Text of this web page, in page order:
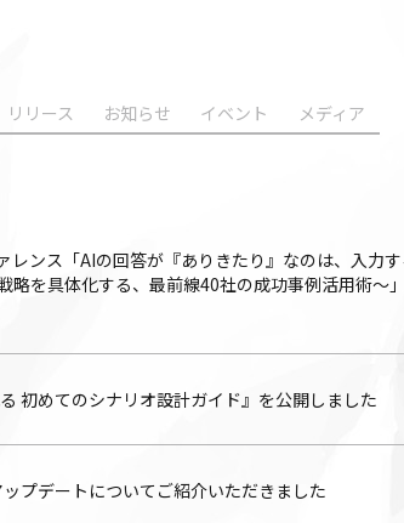
リリース お知らせ イベント メディア
ンス「AIの回答が『ありきたり』なのは、入力
略を具体化する、最前線40社の成功事例活用術〜
初めてのシナリオ設計ガイド』を公開しました
プデートについてご紹介いただきました